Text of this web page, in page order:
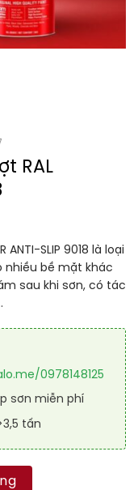
RAL
ANTI-SLIP 9018 là loại
nhiều bề mặt khác
sau khi sơn, có tác
0978148125
sơn miễn phí
tấn
ANTI-SLIP 9018 số